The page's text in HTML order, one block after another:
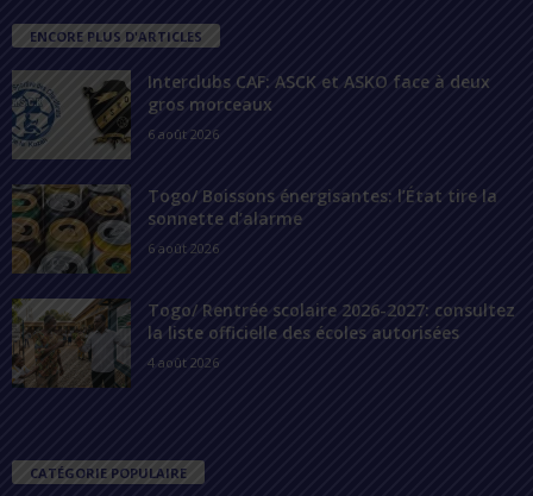
ENCORE PLUS D'ARTICLES
Interclubs CAF: ASCK et ASKO face à deux
gros morceaux
6 août 2026
Togo/ Boissons énergisantes: l’État tire la
sonnette d’alarme
6 août 2026
Togo/ Rentrée scolaire 2026-2027: consultez
la liste officielle des écoles autorisées
4 août 2026
CATÉGORIE POPULAIRE